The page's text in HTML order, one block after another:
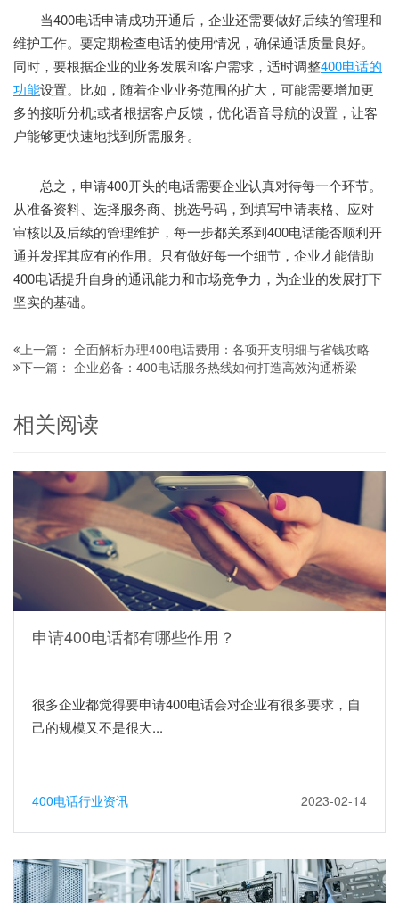
当400电话申请成功开通后，企业还需要做好后续的管理和
维护工作。要定期检查电话的使用情况，确保通话质量良好。
同时，要根据企业的业务发展和客户需求，适时调整400电话的
功能设置。比如，随着企业业务范围的扩大，可能需要增加更
多的接听分机;或者根据客户反馈，优化语音导航的设置，让客
户能够更快速地找到所需服务。
总之，申请400开头的电话需要企业认真对待每一个环节。
从准备资料、选择服务商、挑选号码，到填写申请表格、应对
审核以及后续的管理维护，每一步都关系到400电话能否顺利开
通并发挥其应有的作用。只有做好每一个细节，企业才能借助
400电话提升自身的通讯能力和市场竞争力，为企业的发展打下
坚实的基础。
上一篇： 全面解析办理400电话费用：各项开支明细与省钱攻略
下一篇： 企业必备：400电话服务热线如何打造高效沟通桥梁
相关阅读
申请400电话都有哪些作用？
很多企业都觉得要申请400电话会对企业有很多要求，自
己的规模又不是很大...
400电话行业资讯 2023-02-14